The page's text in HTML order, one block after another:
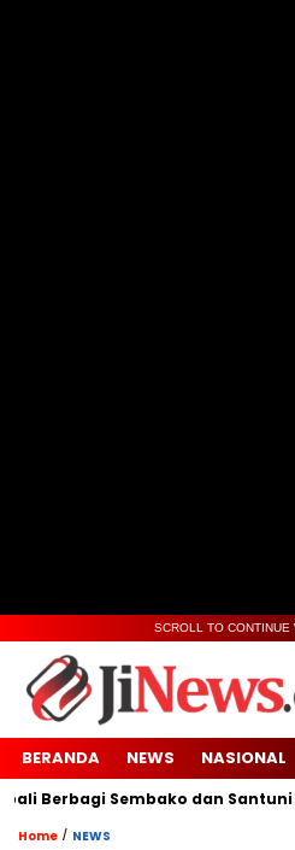
SCROLL TO CONTINUE
BERANDA NEWS NASIONAL
Sembako dan Santuni
Home / NEWS